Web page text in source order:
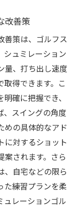
改善策
善策は、ゴルフス
シュミレーション
量、打ち出し速度
得できます。こ
確に把握でき、
、スイングの角度
めの具体的なアド
に対するショット
されます。さら
、自宅などの限ら
た練習プランを柔
ュレーションゴル